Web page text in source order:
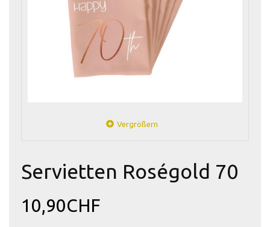
Vergrößern
Servietten Roségold 70
10,90CHF